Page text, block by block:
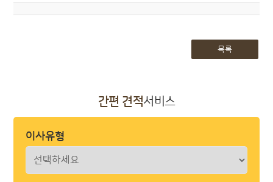
목록
간편 견적서비스
이사유형